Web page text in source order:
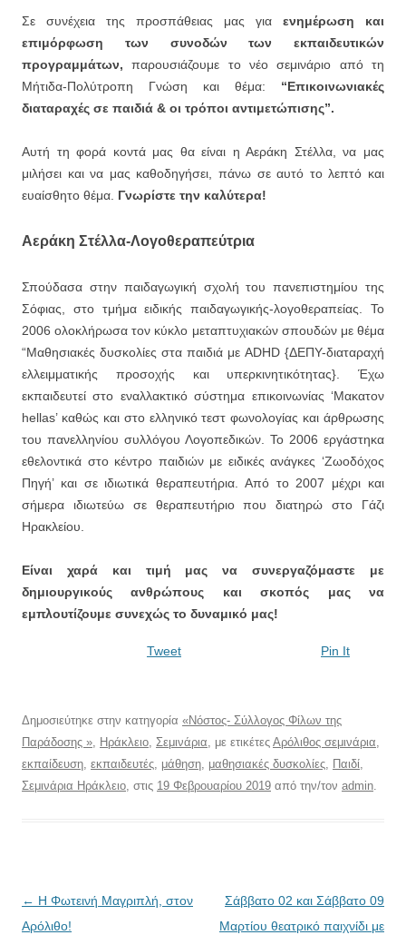
Σε συνέχεια της προσπάθειας μας για ενημέρωση και
επιμόρφωση των συνοδών των εκπαιδευτικών
προγραμμάτων, παρουσιάζουμε το νέο σεμινάριο από τη
Μήτιδα-Πολύτροπη Γνώση και θέμα: “Επικοινωνιακές
διαταραχές σε παιδιά & οι τρόποι αντιμετώπισης”.
Αυτή τη φορά κοντά μας θα είναι η Αεράκη Στέλλα, να μας
μιλήσει και να μας καθοδηγήσει, πάνω σε αυτό το λεπτό και
ευαίσθητο θέμα. Γνωρίστε την καλύτερα!
Αεράκη Στέλλα-Λογοθεραπεύτρια
Σπούδασα στην παιδαγωγική σχολή του πανεπιστημίου της
Σόφιας, στο τμήμα ειδικής παιδαγωγικής-λογοθεραπείας. Το
2006 ολοκλήρωσα τον κύκλο μεταπτυχιακών σπουδών με θέμα
“Μαθησιακές δυσκολίες στα παιδιά με ADHD {ΔΕΠΥ-διαταραχή
ελλειμματικής προσοχής και υπερκινητικότητας}. Έχω
εκπαιδευτεί στο εναλλακτικό σύστημα επικοινωνίας ‘Μακατον
hellas’ καθώς και στο ελληνικό τεστ φωνολογίας και άρθρωσης
του πανελληνίου συλλόγου Λογοπεδικών. Το 2006 εργάστηκα
εθελοντικά στο κέντρο παιδιών με ειδικές ανάγκες ‘Ζωοδόχος
Πηγή’ και σε ιδιωτικά θεραπευτήρια. Από το 2007 μέχρι και
σήμερα ιδιωτεύω σε θεραπευτήριο που διατηρώ στο Γάζι
Ηρακλείου.
Είναι χαρά και τιμή μας να συνεργαζόμαστε με
δημιουργικούς ανθρώπους και σκοπός μας να
εμπλουτίζουμε συνεχώς το δυναμικό μας!
Tweet Pin It
Δημοσιεύτηκε στην κατηγορία «Νόστος- Σύλλογος Φίλων της
Παράδοσης », Ηράκλειο, Σεμινάρια, με ετικέτες Αρόλιθος σεμινάρια,
εκπαίδευση, εκπαιδευτές, μάθηση, μαθησιακές δυσκολίες, Παιδί,
Σεμινάρια Ηράκλειο, στις 19 Φεβρουαρίου 2019 από την/τον admin.
Πλοήγηση
άρθρων
← Η Φωτεινή Μαγριπλή, στον
Αρόλιθο!
Σάββατο 02 και Σάββατο 09
Μαρτίου θεατρικό παιχνίδι με